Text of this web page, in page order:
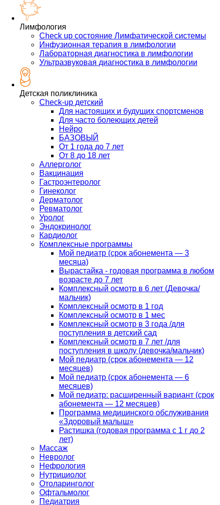
Лимфология
Check up состояние Лимфатической системы
Инфузионная терапия в лимфологии
Лабораторная диагностика в лимфологии
Ультразвуковая диагностика в лимфологии
Детская поликлиника
Check-up детский
Для настоящих и будущих спортсменов
Для часто болеющих детей
Нейро
БАЗОВЫЙ
От 1 года до 7 лет
От 8 до 18 лет
Аллерголог
Вакцинация
Гастроэнтеролог
Гинеколог
Дерматолог
Ревматолог
Уролог
Эндокринолог
Кардиолог
Комплексные программы
Мой педиатр (срок абонемента — 3
месяца)
Вырастайка - годовая программа в любом
возрасте до 7 лет
Комплексный осмотр в 6 лет (Девочка/
мальчик)
Комплексный осмотр в 1 год
Комплексный осмотр в 1 мес
Комплексный осмотр в 3 года /для
поступления в детский сад
Комплексный осмотр в 7 лет /для
поступления в школу (девочка/мальчик)
Мой педиатр (срок абонемента — 12
месяцев)
Мой педиатр (срок абонемента — 6
месяцев)
Мой педиатр: расширенный вариант (срок
абонемента — 12 месяцев)
Программа медицинского обслуживания
«Здоровый малыш»
Растишка (годовая программа с 1 г до 2
лет)
Массаж
Невролог
Нефрология
Нутрициолог
Отоларинголог
Офтальмолог
Педиатрия